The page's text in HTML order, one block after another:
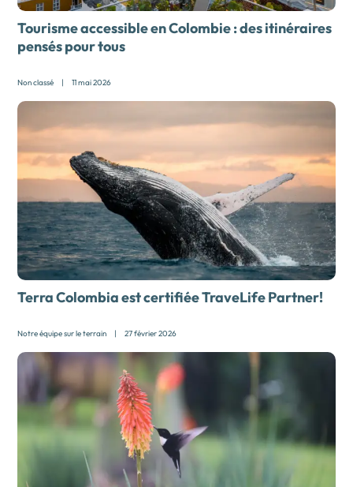
Tourisme accessible en Colombie : des itinéraires
pensés pour tous
Non classé | 11 mai 2026
Terra Colombia est certifiée TraveLife Partner!
Notre équipe sur le terrain | 27 février 2026